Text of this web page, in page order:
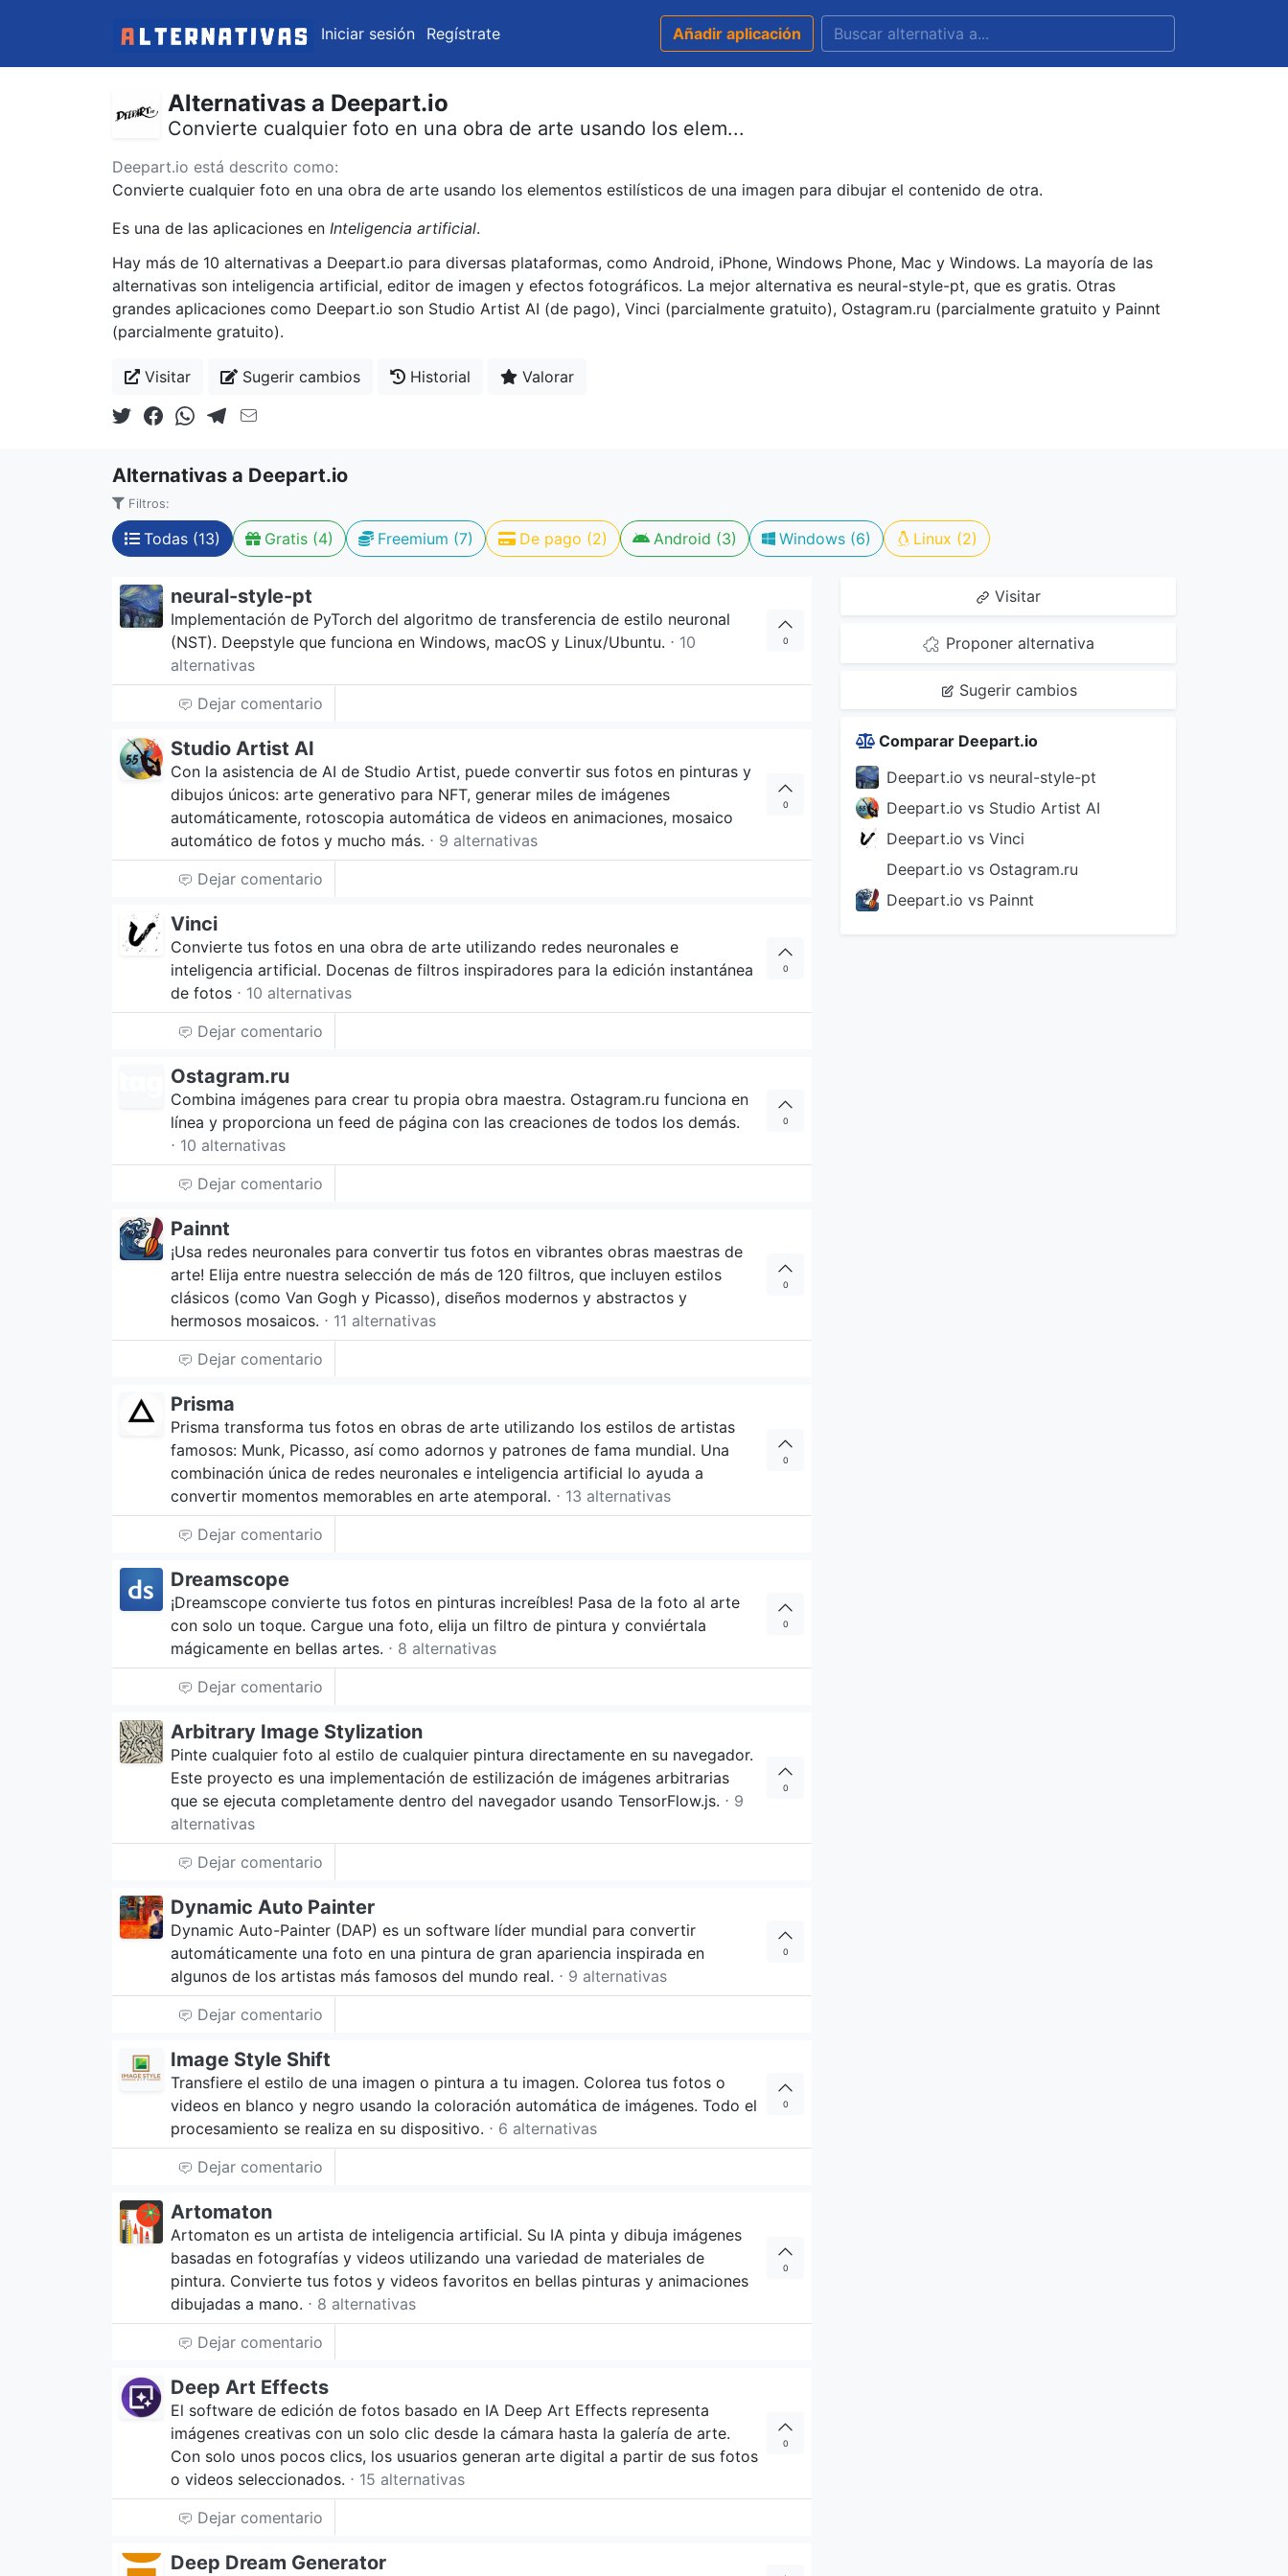
Iniciar sesión Regístrate Añadir aplicación
Alternativas a Deepart.io
Convierte cualquier foto en una obra de arte usando los elem...
Deepart.io está descrito como:
Convierte cualquier foto en una obra de arte usando los elementos estilísticos de una imagen para dibujar el contenido de otra.
Es una de las aplicaciones en Inteligencia artificial.
Hay más de 10 alternativas a Deepart.io para diversas plataformas, como Android, iPhone, Windows Phone, Mac y Windows. La mayoría de las
alternativas son inteligencia artificial, editor de imagen y efectos fotográficos. La mejor alternativa es neural-style-pt, que es gratis. Otras
grandes aplicaciones como Deepart.io son Studio Artist AI (de pago), Vinci (parcialmente gratuito), Ostagram.ru (parcialmente gratuito y Painnt
(parcialmente gratuito).
Visitar Sugerir cambios Historial Valorar
Alternativas a Deepart.io
Filtros:
Todas (13) Gratis (4) Freemium (7) De pago (2) Android (3) Windows (6) Linux (2)
neural-style-pt
Implementación de PyTorch del algoritmo de transferencia de estilo neuronal
(NST). Deepstyle que funciona en Windows, macOS y Linux/Ubuntu. ⋅ 10
alternativas
0
Dejar comentario
Studio Artist AI
Con la asistencia de AI de Studio Artist, puede convertir sus fotos en pinturas y
dibujos únicos: arte generativo para NFT, generar miles de imágenes
automáticamente, rotoscopia automática de videos en animaciones, mosaico
automático de fotos y mucho más. ⋅ 9 alternativas
0
Dejar comentario
Vinci
Convierte tus fotos en una obra de arte utilizando redes neuronales e
inteligencia artificial. Docenas de filtros inspiradores para la edición instantánea
de fotos ⋅ 10 alternativas
0
Dejar comentario
Ostagram.ru
Combina imágenes para crear tu propia obra maestra. Ostagram.ru funciona en
línea y proporciona un feed de página con las creaciones de todos los demás.
⋅ 10 alternativas
0
Dejar comentario
Painnt
¡Usa redes neuronales para convertir tus fotos en vibrantes obras maestras de
arte! Elija entre nuestra selección de más de 120 filtros, que incluyen estilos
clásicos (como Van Gogh y Picasso), diseños modernos y abstractos y
hermosos mosaicos. ⋅ 11 alternativas
0
Dejar comentario
Prisma
Prisma transforma tus fotos en obras de arte utilizando los estilos de artistas
famosos: Munk, Picasso, así como adornos y patrones de fama mundial. Una
combinación única de redes neuronales e inteligencia artificial lo ayuda a
convertir momentos memorables en arte atemporal. ⋅ 13 alternativas
0
Dejar comentario
Dreamscope
¡Dreamscope convierte tus fotos en pinturas increíbles! Pasa de la foto al arte
con solo un toque. Cargue una foto, elija un filtro de pintura y conviértala
mágicamente en bellas artes. ⋅ 8 alternativas
0
Dejar comentario
Arbitrary Image Stylization
Pinte cualquier foto al estilo de cualquier pintura directamente en su navegador.
Este proyecto es una implementación de estilización de imágenes arbitrarias
que se ejecuta completamente dentro del navegador usando TensorFlow.js. ⋅ 9
alternativas
0
Dejar comentario
Dynamic Auto Painter
Dynamic Auto-Painter (DAP) es un software líder mundial para convertir
automáticamente una foto en una pintura de gran apariencia inspirada en
algunos de los artistas más famosos del mundo real. ⋅ 9 alternativas
0
Dejar comentario
Image Style Shift
Transfiere el estilo de una imagen o pintura a tu imagen. Colorea tus fotos o
videos en blanco y negro usando la coloración automática de imágenes. Todo el
procesamiento se realiza en su dispositivo. ⋅ 6 alternativas
0
Dejar comentario
Artomaton
Artomaton es un artista de inteligencia artificial. Su IA pinta y dibuja imágenes
basadas en fotografías y videos utilizando una variedad de materiales de
pintura. Convierte tus fotos y videos favoritos en bellas pinturas y animaciones
dibujadas a mano. ⋅ 8 alternativas
0
Dejar comentario
Deep Art Effects
El software de edición de fotos basado en IA Deep Art Effects representa
imágenes creativas con un solo clic desde la cámara hasta la galería de arte.
Con solo unos pocos clics, los usuarios generan arte digital a partir de sus fotos
o videos seleccionados. ⋅ 15 alternativas
0
Dejar comentario
Deep Dream Generator
Visitar
Proponer alternativa
Sugerir cambios
Comparar Deepart.io
Deepart.io vs neural-style-pt
Deepart.io vs Studio Artist AI
Deepart.io vs Vinci
Deepart.io vs Ostagram.ru
Deepart.io vs Painnt